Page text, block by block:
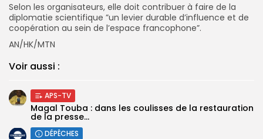
Selon les organisateurs, elle doit contribuer à faire de la
diplomatie scientifique ”un levier durable d’influence et de
coopération au sein de l’espace francophone”.
AN/HK/MTN
Voir aussi :
APS-TV
Magal Touba : dans les coulisses de la restauration
de la presse...
DÉPÊCHES